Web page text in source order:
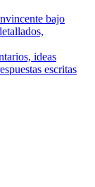
bajo
ideas
escritas